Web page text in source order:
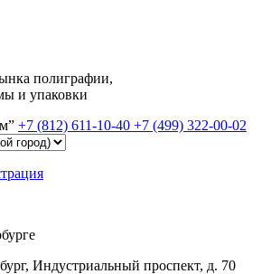
полиграфии,
и упаковки
+7 (812) 611-10-40 +7 (499) 322-00-02
Индустриальный проспект, д. 70